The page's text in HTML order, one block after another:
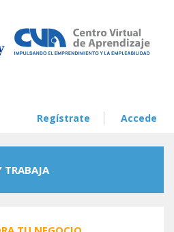
Regístrate Accede
TRABAJA